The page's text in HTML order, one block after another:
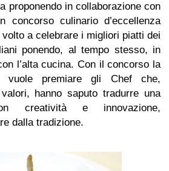
proponendo in collaborazione con
concorso culinario d’eccellenza
volto a celebrare i migliori piatti dei
ponendo, al tempo stesso, in
l’alta cucina. Con il concorso la
vuole premiare gli Chef che,
hanno saputo tradurre una
creatività e innovazione,
dalla tradizione.